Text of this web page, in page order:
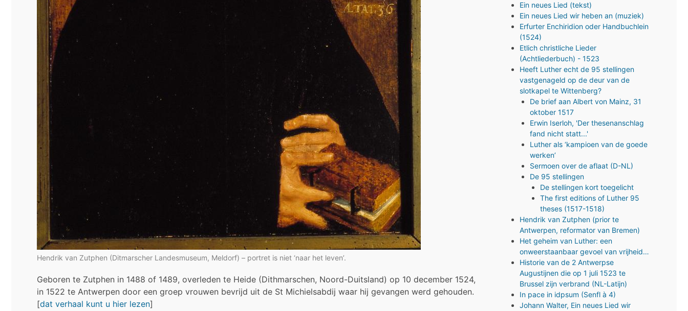
Hendrik van Zutphen (Ditmarscher Landesmuseum, Meldorf) – portret is niet ‘naar het leven’.
Geboren te Zutphen in 1488 of 1489, overleden te Heide (Dithmarschen, Noord-Duitsland) op 10 december 1524,
in 1522 te Antwerpen door een groep vrouwen bevrijd uit de St Michielsabdij waar hij gevangen werd gehouden.
[dat verhaal kunt u hier lezen]
Ein neues Lied (tekst)
Ein neues Lied wir heben an (muziek)
Erfurter Enchiridion oder Handbuchlein
(1524)
Etlich christliche Lieder
(Achtliederbuch) - 1523
Heeft Luther echt de 95 stellingen
vastgenageld op de deur van de
slotkapel te Wittenberg?
De brief aan Albert von Mainz, 31
oktober 1517
Erwin Iserloh, 'Der thesenanschlag
fand nicht statt...'
Luther als ‘kampioen van de goede
werken’
Sermoen over de aflaat (D-NL)
De 95 stellingen
De stellingen kort toegelicht
The first editions of Luther 95
theses (1517-1518)
Hendrik van Zutphen (prior te
Antwerpen, reformator van Bremen)
Het geheim van Luther: een
onweerstaanbaar gevoel van vrijheid…
Historie van de 2 Antwerpse
Augustijnen die op 1 juli 1523 te
Brussel zijn verbrand (NL-Latijn)
In pace in idpsum (Senfl à 4)
Johann Walter, Ein neues Lied wir